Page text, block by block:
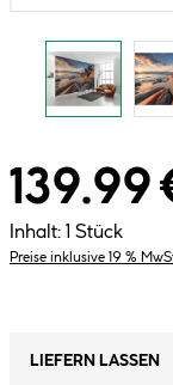
139.99
Inhalt: 1 Stück
Preise inklusive 19 %
LIEFERN LASSEN